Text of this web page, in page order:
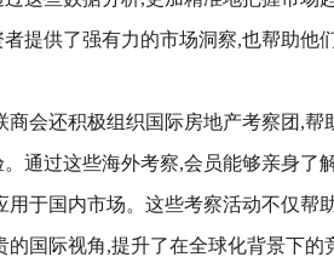
提供了强有力的市场洞察,也帮助他
商会还积极组织国际房地产考察团,帮
通过这些海外考察,会员能够亲身了
用于国内市场。这些考察活动不仅帮
的国际视角,提升了在全球化背景下的